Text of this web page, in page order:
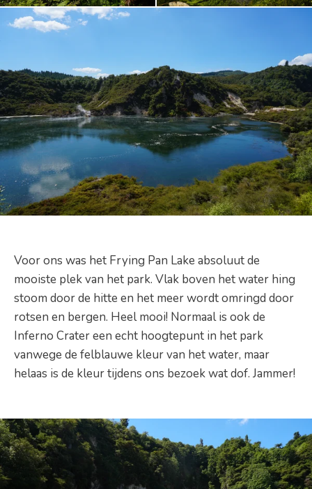
Voor ons was het Frying Pan Lake absoluut de
mooiste plek van het park. Vlak boven het water hing
stoom door de hitte en het meer wordt omringd door
rotsen en bergen. Heel mooi! Normaal is ook de
Inferno Crater een echt hoogtepunt in het park
vanwege de felblauwe kleur van het water, maar
helaas is de kleur tijdens ons bezoek wat dof. Jammer!